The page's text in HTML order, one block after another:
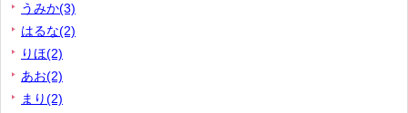
うみか(3)
はるな(2)
りほ(2)
あお(2)
まり(2)